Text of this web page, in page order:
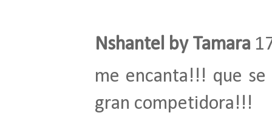
Nshantel by Tamara
me encanta!!! que
gran competidora!!!